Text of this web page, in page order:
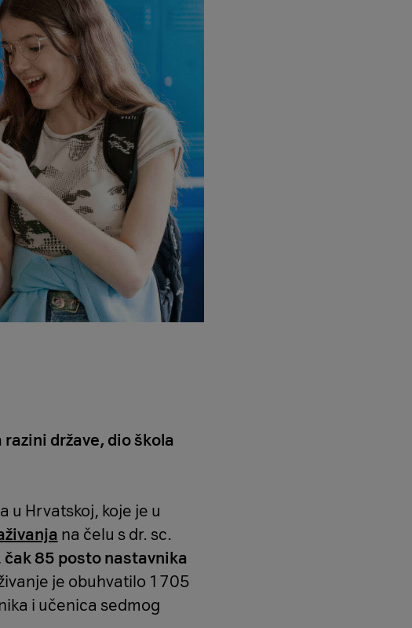
države, dio škola
u Hrvatskoj, koje je u
na čelu s dr. sc.
čak 85 posto nastavnika
je obuhvatilo 1705
i učenica sedmog